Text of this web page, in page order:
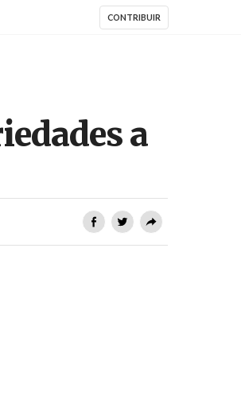
CONTRIBUIR
a